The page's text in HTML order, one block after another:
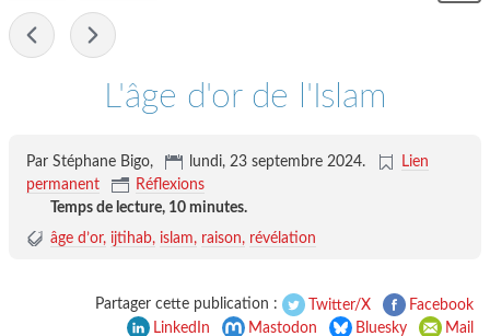
L'âge d'or de l'Islam
Par Stéphane Bigo, lundi, 23 septembre 2024.
Lien
permanent
Réflexions
Temps de lecture, 10 minutes.
âge d’or ijtihab islam raison révélation
Partager cette publication : Twitter/X
Facebook
LinkedIn
Mastodon Bluesky Mail